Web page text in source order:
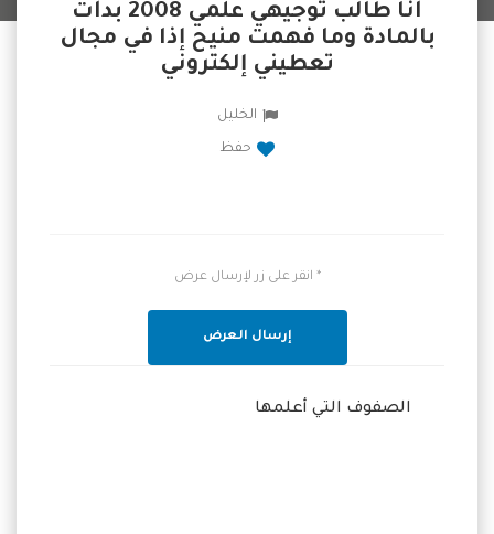
أنا طالب توجيهي علمي 2008 بدأت
بالمادة وما فهمت منيح إذا في مجال
تعطيني إلكتروني
الخليل
حفظ
* انقر على زر لإرسال عرض
إرسال العرض
الصفوف التي أعلمها